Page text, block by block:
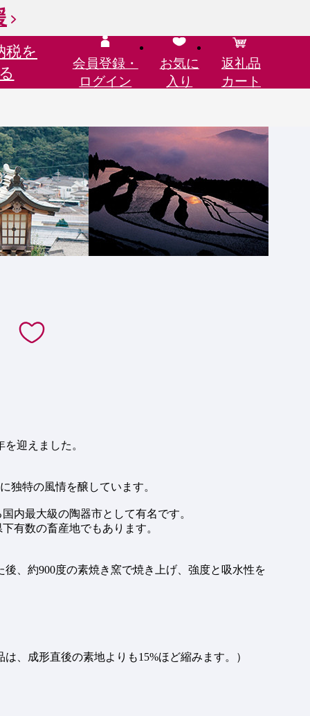
税を
会員登録・
ログイン
お気に
入り
返礼品
カート
迎えました。
独特の風情を醸しています。
内最大級の陶器市として有名です。
有数の畜産地でもあります。
、約900度の素焼き窯で焼き上げ、強度と吸水性を
、成形直後の素地よりも15%ほど縮みます。）